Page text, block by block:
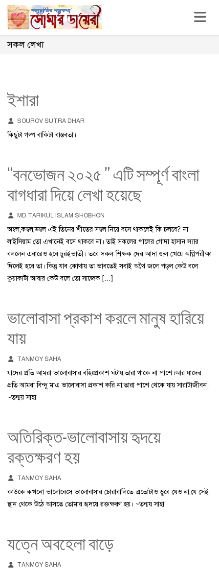
Toggle
সকল লেখা
ইশারা
SOUROV SUTRA DHAR
কিছুটা গল্প বাকিটা বাস্তবতা।
“বনভোজন ২০২৫ ” এটি সম্পূর্ণ বাংলা
বাগধারা দিয়ে লেখা হয়েছে
MD TARIKUL ISLAM SHOBHON
অম্বল,কম্বল,ডম্বল এই তিনের শীতের সম্বল নিয়ে বসে থাকলেই কি চলবে? না
লাইসিয়াম তো এখানেই বসে থাকবে না। তাই সকলের পালের গোদা হাসান স্যার
বললেন এবারেও হবে চুরইভাতী। তবে সকল শিক্ষক দের আদা জল খেয়ে অগ্নিপরীক্ষা
দিলেই হবে তা। কিন্তু যাব কোথায় তা ভাবতেই সবাই অথৈ জলে পড়ল কেউ বলে
কুয়াকাটা আবার কেউ বলে তো সাজেক […]
ভালোবাসা প্রকাশ করলে মানুষ হারিয়ে
যায়
TANMOY SAHA
যাদের প্রতি আমরা ভালোবাসার বহিঃপ্রকাশ ঘটায়,তারা থাকে না পাশে।আর যাদের
প্রতি আমরা বিন্দু মাএ ভালোবাসা প্রকাশ করি না,তারা পাশে থেকে যায় সারাটাজীবন।
~তন্ময় সাহা
অতিরিক্ত-ভালোবাসায় হৃদয়ে
রক্তক্ষরণ হয়
TANMOY SAHA
কাউকে কখনো ভালোবেসে ভালোবাসার চোরাবালিতে এতোটাও ডুবে যেও না,যে সেই
স্থান থেকে উঠে আসতে তোমার হৃদয়ে রক্তক্ষরণ হয়। ~তন্ময় সাহা
যত্নে অবহেলা বাড়ে
TANMOY SAHA